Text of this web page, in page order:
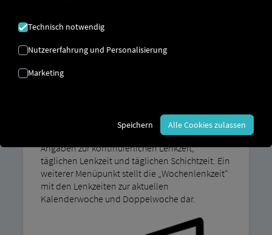
Lenkzeitanzeige
Lenkzeit und Lenkzeitunterbrechungen –
„Fahrdaten" angezeigt. Dazu gehört ein
Menüpunkt für die „Tageslenkzeit" mit den
Angaben zur kontinuierlichen Lenkzeit,
täglichen Lenkzeit und täglichen Schichtzeit. Ein
weiterer Menüpunkt stellt die „Wochenlenkzeit"
mit den Lenkzeiten zur aktuellen
Kalenderwoche und Doppelwoche dar.
Technisch notwendig
Nutzererfahrung und Personalisierung
Marketing
Speichern Alle Cookies zulassen